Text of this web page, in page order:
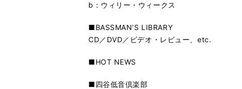
b：ウィリー・ウィークス
■BASSMAN'S LIBRARY
CD／DVD／ビデオ・レビュー、etc.
■HOT NEWS
■四谷低音倶楽部